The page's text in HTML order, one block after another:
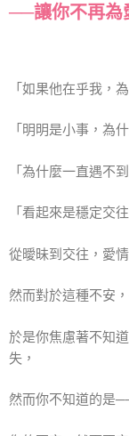
──讓你不再為
「如果他在乎我，
「明明是小事，為
「為什麼一直遇不
「看起來是穩定交
從曖昧到交往，愛
然而對於這種不安
於是你焦慮著不知
失，
然而你不知道的是